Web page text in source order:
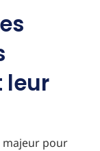
leur
majeur pour